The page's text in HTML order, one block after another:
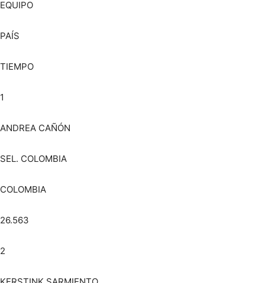
EQUIPO
PAÍS
TIEMPO
1
ANDREA CAÑÓN
SEL. COLOMBIA
COLOMBIA
26.563
2